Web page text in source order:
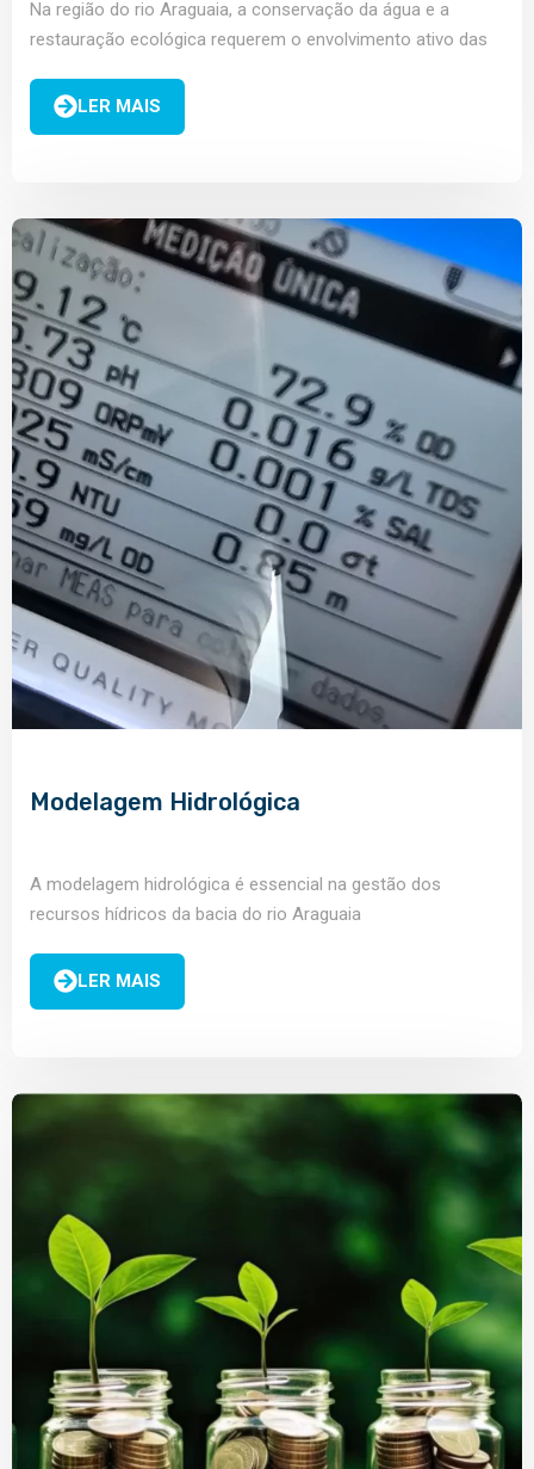
Na região do rio Araguaia, a conservação da água e a
restauração ecológica requerem o envolvimento ativo das
sensibilização...
LER MAIS
Modelagem Hidrológica
A modelagem hidrológica é essencial na gestão dos
recursos hídricos da bacia do rio Araguaia
LER MAIS